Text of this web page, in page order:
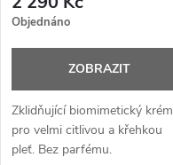
Objednáno
ZOBRAZIT
Zklidňující biomimetický krém
pro velmi citlivou a křehkou
pleť. Bez parfému.